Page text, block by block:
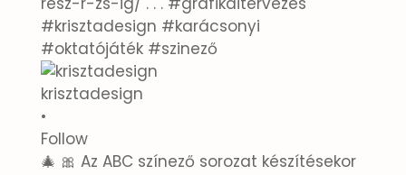
krisztadesign
•
Follow
🎄 🎀 Az ABC színező sorozat készítésekor